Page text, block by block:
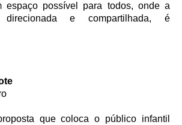
espaço possível para todos, onde a
e compartilhada, é
que coloca o público infantil